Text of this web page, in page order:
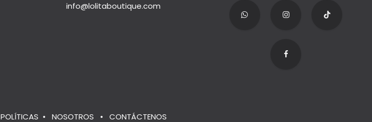
info@lolitaboutique.com
POLÍTICAS • NOSOTROS • CONTÁCTENOS